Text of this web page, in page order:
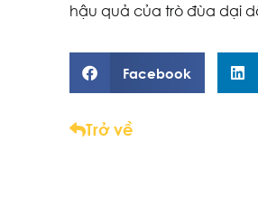
hậu quả của trò đùa dại
Facebook
Trở về